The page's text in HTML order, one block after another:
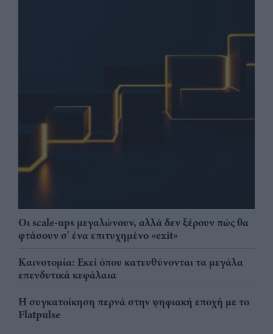
Οι scale-ups μεγαλώνουν, αλλά δεν ξέρουν πώς θα
φτάσουν σ' ένα επιτυχημένο «exit»
Καινοτομία: Εκεί όπου κατευθύνονται τα μεγάλα
επενδυτικά κεφάλαια
Η συγκατοίκηση περνά στην ψηφιακή εποχή με το
Flatpulse